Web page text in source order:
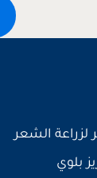
الشعر
بلوي